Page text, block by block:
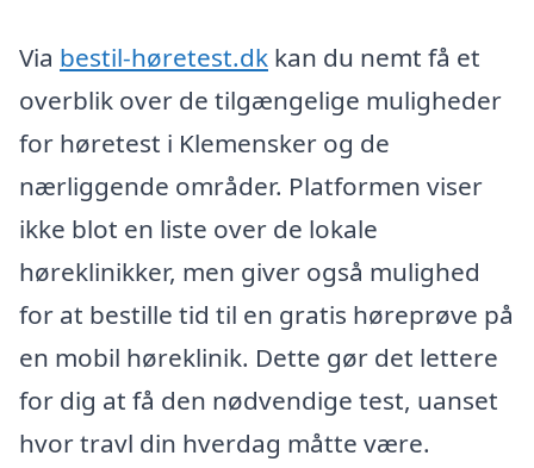
Via bestil-høretest.dk kan du nemt få et
overblik over de tilgængelige muligheder
for høretest i Klemensker og de
nærliggende områder. Platformen viser
ikke blot en liste over de lokale
høreklinikker, men giver også mulighed
for at bestille tid til en gratis høreprøve på
en mobil høreklinik. Dette gør det lettere
for dig at få den nødvendige test, uanset
hvor travl din hverdag måtte være.